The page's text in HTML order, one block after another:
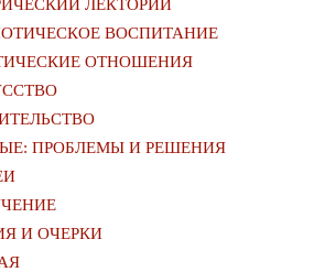
ЛЕКТОРИЙ
ВОСПИТАНИЕ
ОТНОШЕНИЯ
ПРОБЛЕМЫ И РЕШЕНИЯ
И ОЧЕРКИ